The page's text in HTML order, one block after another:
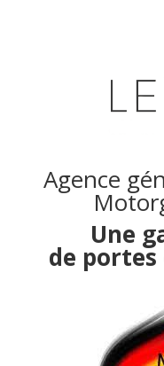
Agence
Une
de portes